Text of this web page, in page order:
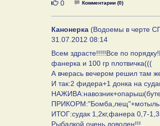
Нравится
0 Комментарии (0)
Канонерка (Водоемы в черте
31.07.2012 08:14
Всем здрасте!!!!!Все по
фанерка и 100 гр плотвичка(((
А вчерась вечером решил там
И так:2 фидера+1 донка на
ПРИКОРМ:"Бомба,лещ"+мотыль
ИТОГ:судак 1,2кг,фанера 0,7-
Рыбалкой очень доволен!!!